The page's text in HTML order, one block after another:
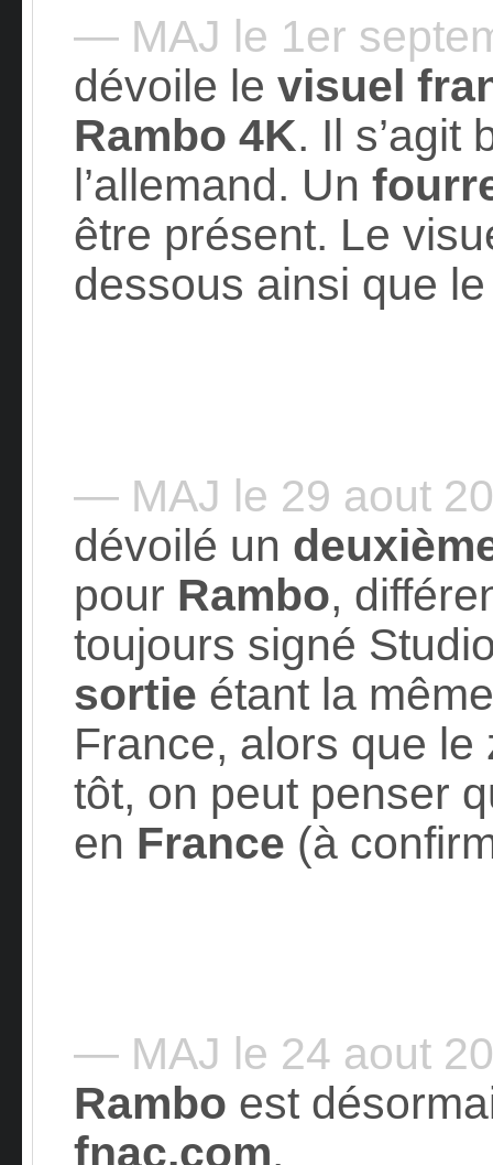
— MAJ le 1er
dévoile levisuel
Rambo 4K. Il s’agit
l’allemand. Un
être présent. Le
dessous ainsi que
— MAJ le 29 aout
dévoilé un
pour Rambo,
toujours signé
sortie étant la
France, alors que
tôt, on peut penser
en France (à
— MAJ le 24 aout
Rambo est
fnac.com.